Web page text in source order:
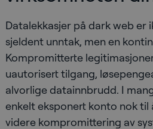
Datalekkasjer på dark web er
sjeldent unntak, men en
Kompromitterte
uautorisert tilgang,
alvorlige datainnbrudd. I
enkelt eksponert konto nok til
videre kompromittering av